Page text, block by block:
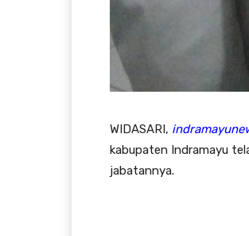
WIDASARI,
kabupaten Indramayu
jabatannya.